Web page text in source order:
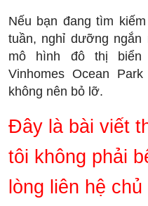
Nếu bạn đang tìm
tuần, nghỉ dưỡng ngắn
mô hình đô thị biển
Vinhomes Ocean
không nên bỏ lỡ.
Đây là bài viết
tôi không phải
lòng liên hệ